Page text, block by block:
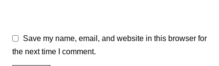
Save my name, email, and website in this browser for
the next time I comment.